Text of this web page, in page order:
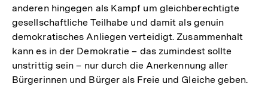
anderen hingegen als Kampf um gleichberechtigte
gesellschaftliche Teilhabe und damit als genuin
demokratisches Anliegen verteidigt. Zusammenhalt
kann es in der Demokratie – das zumindest sollte
unstrittig sein – nur durch die Anerkennung aller
Bürgerinnen und Bürger als Freie und Gleiche geben.